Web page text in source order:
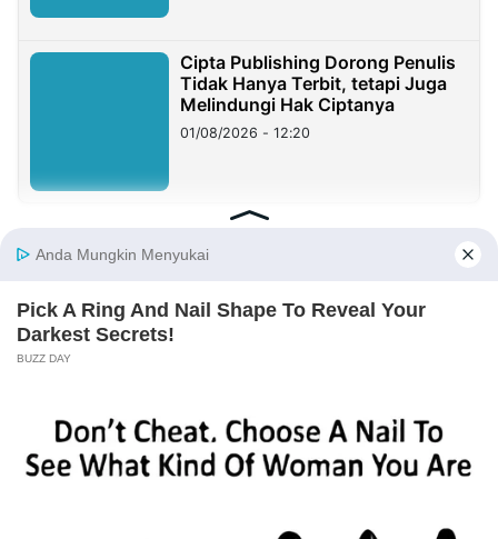
Cipta Publishing Dorong Penulis
Tidak Hanya Terbit, tetapi Juga
Melindungi Hak Ciptanya
01/08/2026 - 12:20
KOLOM
Yang Mahal Bukan Suara Rakyat
Haji Her Mirip Prabowo, Rejekinya